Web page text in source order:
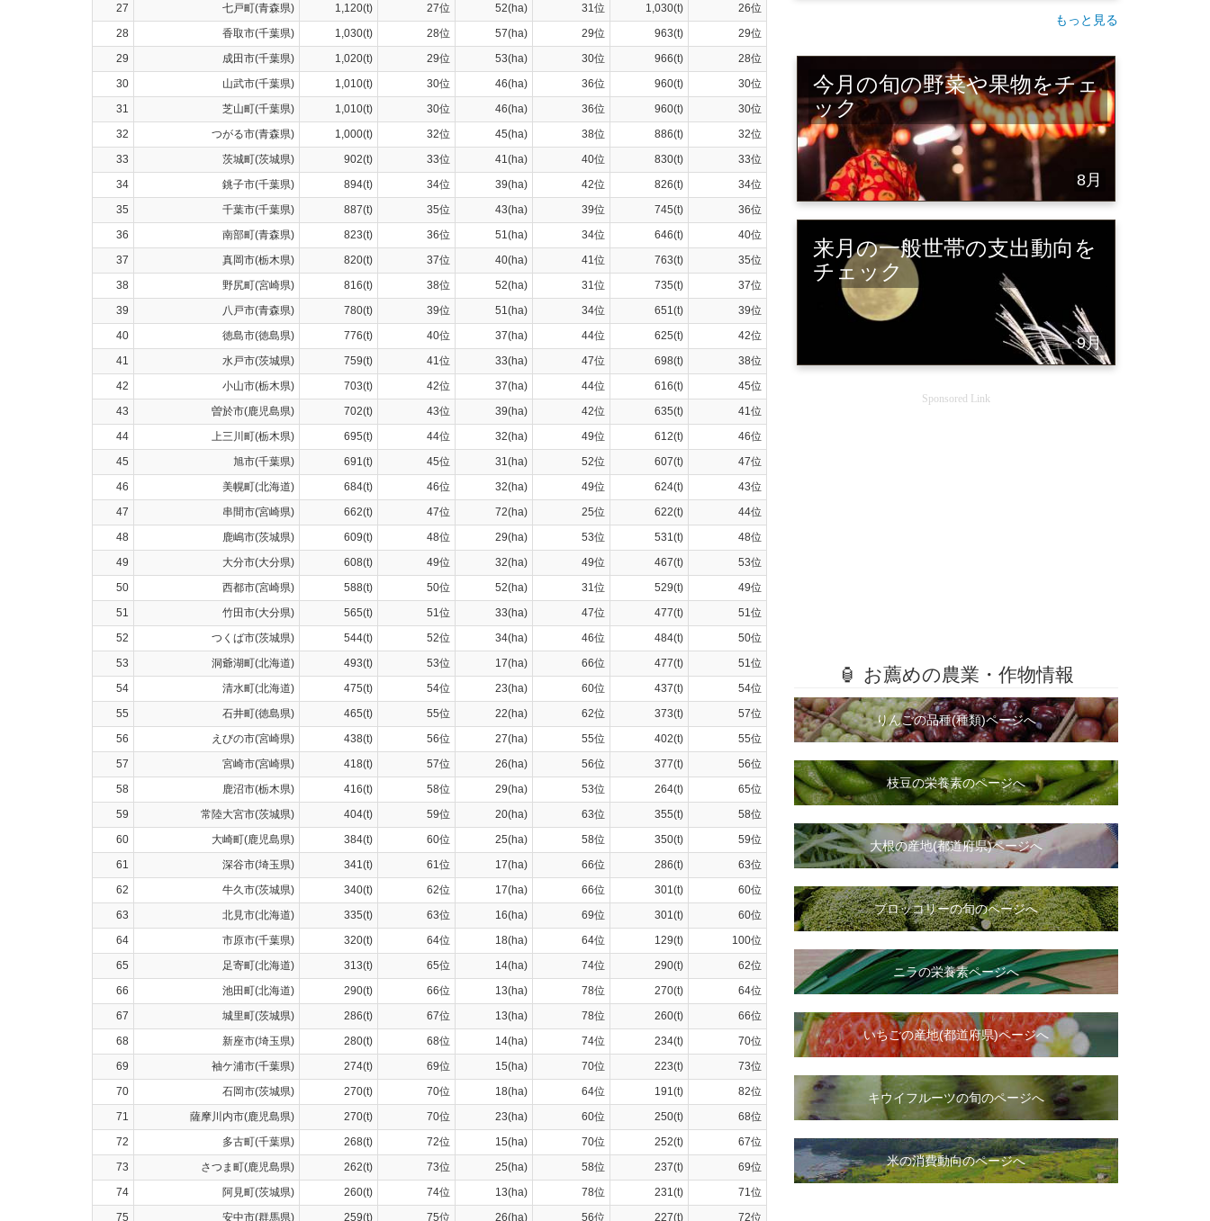
27
七戸町(青森県) 1,120(t) 27位 52(ha) 31位 1,030(t)
26位
28
香取市(千葉県) 1,030(t) 28位 57(ha) 29位 963(t)
29位
29
成田市(千葉県) 1,020(t) 29位 53(ha) 30位 966(t)
28位
30
山武市(千葉県) 1,010(t) 30位 46(ha) 36位 960(t)
30位
31
芝山町(千葉県) 1,010(t) 30位 46(ha) 36位 960(t)
30位
32
つがる市(青森県) 1,000(t) 32位 45(ha) 38位 886(t)
32位
33
茨城町(茨城県) 902(t) 33位 41(ha) 40位 830(t)
33位
34
銚子市(千葉県) 894(t) 34位 39(ha) 42位 826(t)
34位
35
千葉市(千葉県) 887(t) 35位 43(ha) 39位 745(t)
36位
36
南部町(青森県) 823(t) 36位 51(ha) 34位 646(t)
40位
37
真岡市(栃木県) 820(t) 37位 40(ha) 41位 763(t)
35位
38
野尻町(宮崎県) 816(t) 38位 52(ha) 31位 735(t)
37位
39
八戸市(青森県) 780(t) 39位 51(ha) 34位 651(t)
39位
40
徳島市(徳島県) 776(t) 40位 37(ha) 44位 625(t)
42位
41
水戸市(茨城県) 759(t) 41位 33(ha) 47位 698(t)
38位
42
小山市(栃木県) 703(t) 42位 37(ha) 44位 616(t)
45位
43
曽於市(鹿児島県) 702(t) 43位 39(ha) 42位 635(t)
41位
44
上三川町(栃木県) 695(t) 44位 32(ha) 49位 612(t)
46位
45
旭市(千葉県) 691(t) 45位 31(ha) 52位 607(t)
47位
46
美幌町(北海道) 684(t) 46位 32(ha) 49位 624(t)
43位
47
串間市(宮崎県) 662(t) 47位 72(ha) 25位 622(t)
44位
48
鹿嶋市(茨城県) 609(t) 48位 29(ha) 53位 531(t)
48位
49
大分市(大分県) 608(t) 49位 32(ha) 49位 467(t)
53位
50
西都市(宮崎県) 588(t) 50位 52(ha) 31位 529(t)
49位
51
竹田市(大分県) 565(t) 51位 33(ha) 47位 477(t)
51位
52
つくば市(茨城県) 544(t) 52位 34(ha) 46位 484(t)
50位
53
洞爺湖町(北海道) 493(t) 53位 17(ha) 66位 477(t)
51位
54
清水町(北海道) 475(t) 54位 23(ha) 60位 437(t)
54位
55
石井町(徳島県) 465(t) 55位 22(ha) 62位 373(t)
57位
56
えびの市(宮崎県) 438(t) 56位 27(ha) 55位 402(t)
55位
57
宮崎市(宮崎県) 418(t) 57位 26(ha) 56位 377(t)
56位
58
鹿沼市(栃木県) 416(t) 58位 29(ha) 53位 264(t)
65位
59
常陸大宮市(茨城県) 404(t) 59位 20(ha) 63位 355(t)
58位
60
大崎町(鹿児島県) 384(t) 60位 25(ha) 58位 350(t)
59位
61
深谷市(埼玉県) 341(t) 61位 17(ha) 66位 286(t)
63位
62
牛久市(茨城県) 340(t) 62位 17(ha) 66位 301(t)
60位
63
北見市(北海道) 335(t) 63位 16(ha) 69位 301(t)
60位
64
市原市(千葉県) 320(t) 64位 18(ha) 64位 129(t)
100位
65
足寄町(北海道) 313(t) 65位 14(ha) 74位 290(t)
62位
66
池田町(北海道) 290(t) 66位 13(ha) 78位 270(t)
64位
67
城里町(茨城県) 286(t) 67位 13(ha) 78位 260(t)
66位
68
新座市(埼玉県) 280(t) 68位 14(ha) 74位 234(t)
70位
69
袖ケ浦市(千葉県) 274(t) 69位 15(ha) 70位 223(t)
73位
70
石岡市(茨城県) 270(t) 70位 18(ha) 64位 191(t)
82位
71
薩摩川内市(鹿児島県) 270(t) 70位 23(ha) 60位 250(t)
68位
72
多古町(千葉県) 268(t) 72位 15(ha) 70位 252(t)
67位
73
さつま町(鹿児島県) 262(t) 73位 25(ha) 58位 237(t)
69位
74
阿見町(茨城県) 260(t) 74位 13(ha) 78位 231(t)
71位
75
安中市(群馬県) 259(t) 75位 26(ha) 56位 227(t) 72位
もっと見る
今月の旬の野菜や果物をチェ
ック
8月
来月の一般世帯の支出動向を
チェック
9月
Sponsored Link
🏮 お薦めの農業・作物情報
りんごの品種(種類)ページへ
枝豆の栄養素のページへ
大根の産地(都道府県)ページへ
ブロッコリーの旬のページへ
ニラの栄養素ページへ
いちごの産地(都道府県)ページへ
キウイフルーツの旬のページへ
米の消費動向のページへ